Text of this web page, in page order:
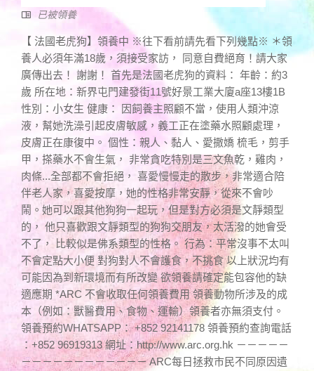
已被領養
【 法國老虎狗】領養中 ※往下看前請先看下列幾點※ ＊領
養人必須年滿18歲，須接受家訪， 同意自費絕育！請大家
廣傳出去！ 謝謝！ 首先是法國老虎狗的資料： 年齡：約3
歲 所在地：新界屯門建發街11號好景工業大廈a座13樓1B
性別：小女生 健康： 因飼養主照顧不當，使用人類沖涼
液，幫她洗澡引起皮膚敏感，義工正在塗藥水照顧處理，
皮膚正在康復中。 個性：親人、黏人、愛撒嬌 梳毛，剪手
甲，搽藥水不會生氣， 非常貪吃特別是三文魚乾，雞肉，
肉條...全部都不會拒絕， 喜愛慢慢走的散步，非常適合陪
伴老人家，喜愛按摩，她的性格非常安靜，從來不會吵
鬧。她可以跟其他狗狗一起玩，但是對方必須是文靜類型
的， 他只喜歡跟文靜類型的狗狗交朋友，太活潑的她會受
不了， 比較似是佛系類型的性格。 行為：平常沒事不太叫
不會定點大小便 對狗對人不會護食，不挑食 以上狀況均有
可能因為到新環境而有所改變 欲領養請確定能包容他的缺
適應期 *ARC 不會收取任何領養費用 領養動物所涉及的成
本（例如：獸醫費用、食物、運輸）領養者亦無須支付。
領養預約WHATSAPP： +852 92141178 領養預約查詢電話
：+852 96919313 網址：http://www.arc.org.hk －－－－－
－－－－－－－－－－－－ ARC每日拯救市民不同原因遺